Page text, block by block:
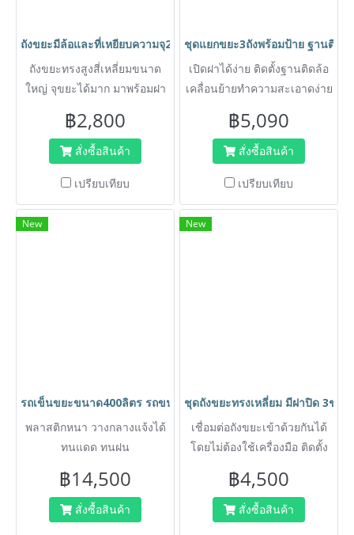
ถังขยะมีล้อและที่เหยียบความจุ240 ลิตร สีน้ำเงิน ถังขยะ กทม
ถังขยะทรงสูงสี่เหลี่ยมขนาด
ใหญ่ จุขยะได้มาก มาพร้อมฝา
เคลื่อนย้ายสะดวก เหมาะ
สำหรับใช้ภายนอกบ้านพักอาศัย
สำนักงาน หอพัก หรือบริเวณ
สาธารณะที่มีคนพลุกพล่าน
ออกแบบให้เปิดฝาถังได้โดยการ
เหยียบแป้นด้านล่าง ลดการ
฿2,800
สั่งซื้อสินค้า
เปรียบเทียบ
ชุดแยกขยะ3ถังพร้อมป้าย ฐานติดล้
เปิดฝาได้ง่าย ติดตั้งฐานติดล้อ
เคลื่อนย้ายทำความสะเอาดง่าย
ก505xย420xส760 mm.
฿5,090
สั่งซื้อสินค้า
เปรียบเทียบ
New
รถเข็นขยะขนาด400ลิตร รถขนขยะแบบยกเทได้ ถังขยะพลาสติก
พลาสติกหนา วางกลางแจ้งได้
ทนแดด ทนฝน
฿14,500
สั่งซื้อสินค้า
New
ชุดถังขยะทรงเหลี่ยม มีฝาปิด 3ช่อง
เชื่อมต่อถังขยะเข้าด้วยกันได้
โดยไม่ต้องใช้เครื่องมือ ติดตั้ง
ประเภท พลาสติกหนา ไม่เหม็น
ล้างทำความสะอาดง่าย
฿4,500
สั่งซื้อสินค้า